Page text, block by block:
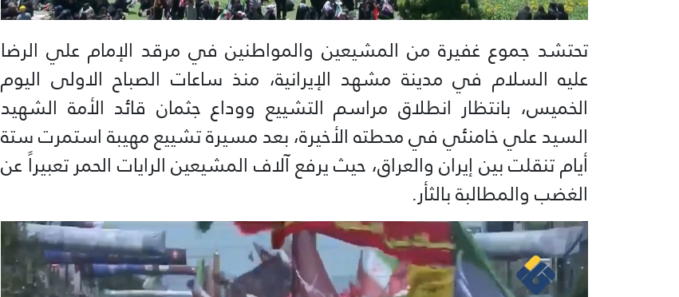
تحتشد جموع غفيرة من المشيعين والمواطنين في مرقد الإمام علي الرضا
عليه السلام في مدينة مشهد الإيرانية، منذ ساعات الصباح الاولى اليوم
الخميس، بانتظار انطلاق مراسم التشييع ووداع جثمان قائد الأمة الشهيد
السيد علي خامنئي في محطته الأخيرة، بعد مسيرة تشييع مهيبة استمرت ستة
أيام تنقلت بين إيران والعراق، حيث يرفع آلاف المشيعين الرايات الحمر تعبيراً عن
الغضب والمطالبة بالثأر.